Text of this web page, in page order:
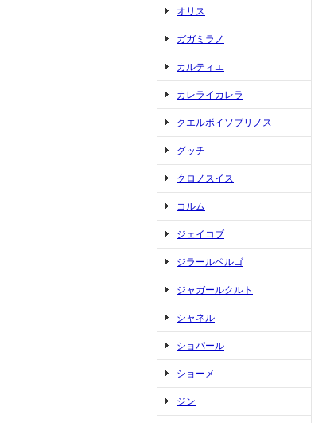
オリス
ガガミラノ
カルティエ
カレライカレラ
クエルボイソブリノス
グッチ
クロノスイス
コルム
ジェイコブ
ジラールペルゴ
ジャガールクルト
シャネル
ショパール
ショーメ
ジン